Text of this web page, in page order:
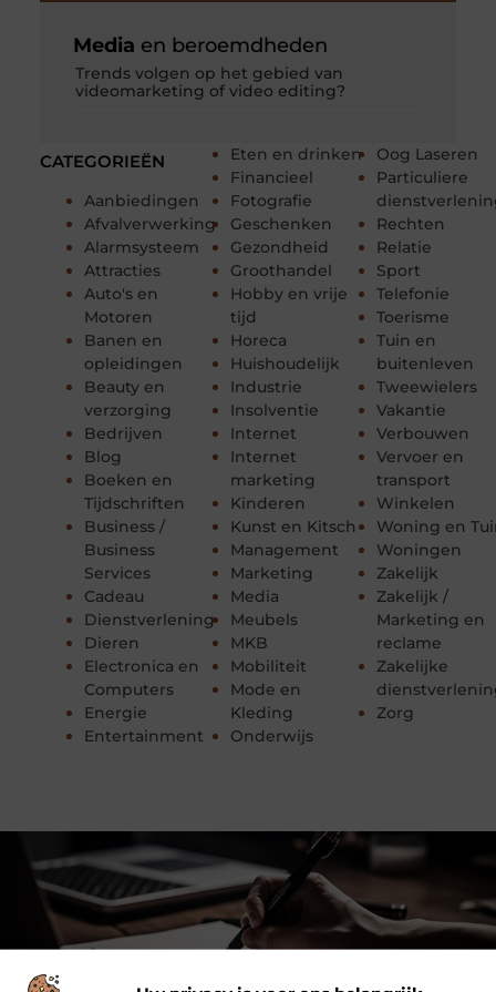
CATEGORIEËN
Aanbiedingen
Afvalverwerking
Alarmsysteem
Attracties
Auto's en
Motoren
Banen en
opleidingen
Beauty en
verzorging
Bedrijven
Blog
Boeken en
Tijdschriften
Business /
Business
Services
Cadeau
Dienstverlening
Dieren
Electronica en
Computers
Energie
Entertainment
Eten en drinken
Financieel
Fotografie
Geschenken
Gezondheid
Groothandel
Hobby en vrije
tijd
Horeca
Huishoudelijk
Industrie
Insolventie
Internet
Internet
marketing
Kinderen
Kunst en Kitsch
Management
Marketing
Media
Meubels
MKB
Mobiliteit
Mode en
Kleding
Onderwijs
Oog Laseren
Particuliere
Rechten
Relatie
Sport
Telefonie
Toerisme
Tuin en
buitenleven
Tweewielers
Vakantie
Verbouwen
Vervoer en
transport
Winkelen
Woning en
Woningen
Zakelijk
Zakelijk /
Marketing en
reclame
Zakelijke
Zorg
Media en beroemdheden
Trends volgen op het gebied van
videomarketing of video editing?